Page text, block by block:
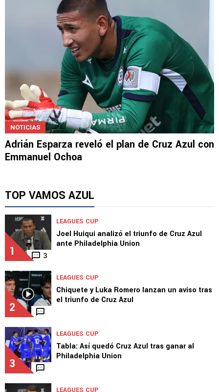
NOTICIAS
Adrián Esparza reveló el plan de Cruz Azul con
Emmanuel Ochoa
TOP VAMOS AZUL
1 3
LEAGUES CUP
Joel Huiqui analizó el triunfo de Cruz Azul
ante Philadelphia Union
2
LEAGUES CUP
Chiquete y Luka Romero lanzan un aviso tras
el triunfo de Cruz Azul
3
LEAGUES CUP
Tabla: Así quedó Cruz Azul tras ganar al
Philadelphia Union
LEAGUES CUP